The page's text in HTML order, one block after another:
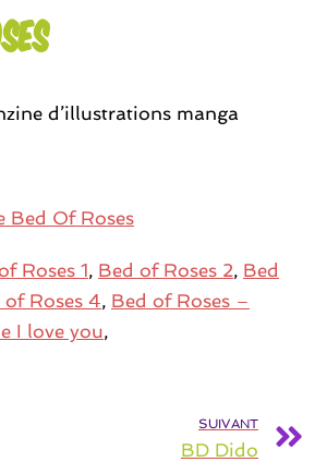
d’illustrations manga
Bed Of Roses
Roses 1, Bed of Roses 2, Bed
of Roses 4, Bed of Roses –
I love you,
SUIVANT
BD Dido